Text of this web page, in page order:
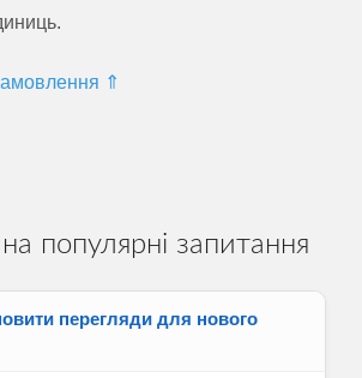
⇑
на популярні запитання
перегляди для нового